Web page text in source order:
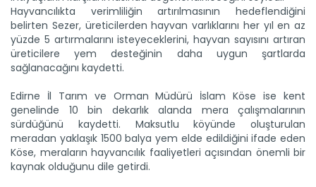
Hayvancılıkta verimliliğin artırılmasının hedeflendiğini
belirten Sezer, üreticilerden hayvan varlıklarını her yıl en az
yüzde 5 artırmalarını isteyeceklerini, hayvan sayısını artıran
üreticilere yem desteğinin daha uygun şartlarda
sağlanacağını kaydetti.
Edirne İl Tarım ve Orman Müdürü İslam Köse ise kent
genelinde 10 bin dekarlık alanda mera çalışmalarının
sürdüğünü kaydetti. Maksutlu köyünde oluşturulan
meradan yaklaşık 1500 balya yem elde edildiğini ifade eden
Köse, meraların hayvancılık faaliyetleri açısından önemli bir
kaynak olduğunu dile getirdi.
Leylek yavruları büyüdü, göç...
Edirne’de konaklayan leyleklerin göç dönemi yaklaştı.
Yuvalarında...
Devamını Oku ->